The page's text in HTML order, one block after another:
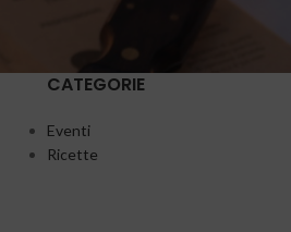
CATEGORIE
Eventi
Ricette